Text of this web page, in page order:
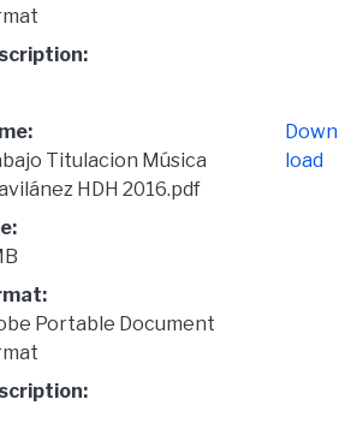
Titulacion Música
HDH 2016.pdf
Portable Document
Down
load